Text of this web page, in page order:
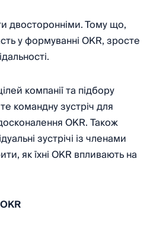
двосторонніми. Тому що,
у формуванні OKR, зросте
компанії та підбору
командну зустріч для
OKR. Також
зустрічі із членами
як їхні OKR впливають на